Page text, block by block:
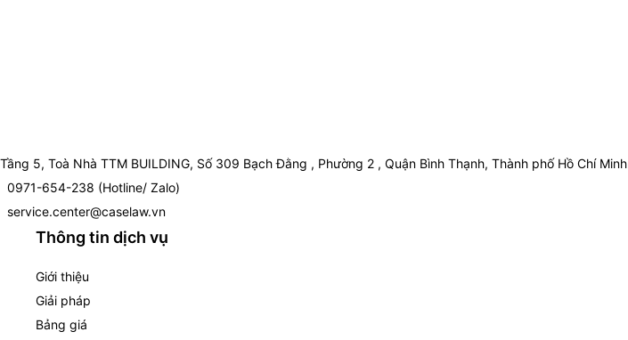
Tầng 5, Toà Nhà TTM BUILDING, Số 309 Bạch Đằng , Phường 2 , Quận Bình Thạnh, Thành phố Hồ Chí Minh
0971-654-238 (Hotline/ Zalo)
service.center@caselaw.vn
Thông tin dịch vụ
Giới thiệu
Giải pháp
Bảng giá